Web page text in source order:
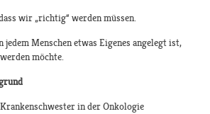
wir „richtig“ werden müssen.
jedem Menschen etwas Eigenes angelegt ist,
möchte.
in der Onkologie